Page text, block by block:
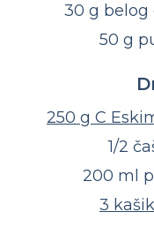
30 g belog
50 g
250 g C
1/2
200 ml
3